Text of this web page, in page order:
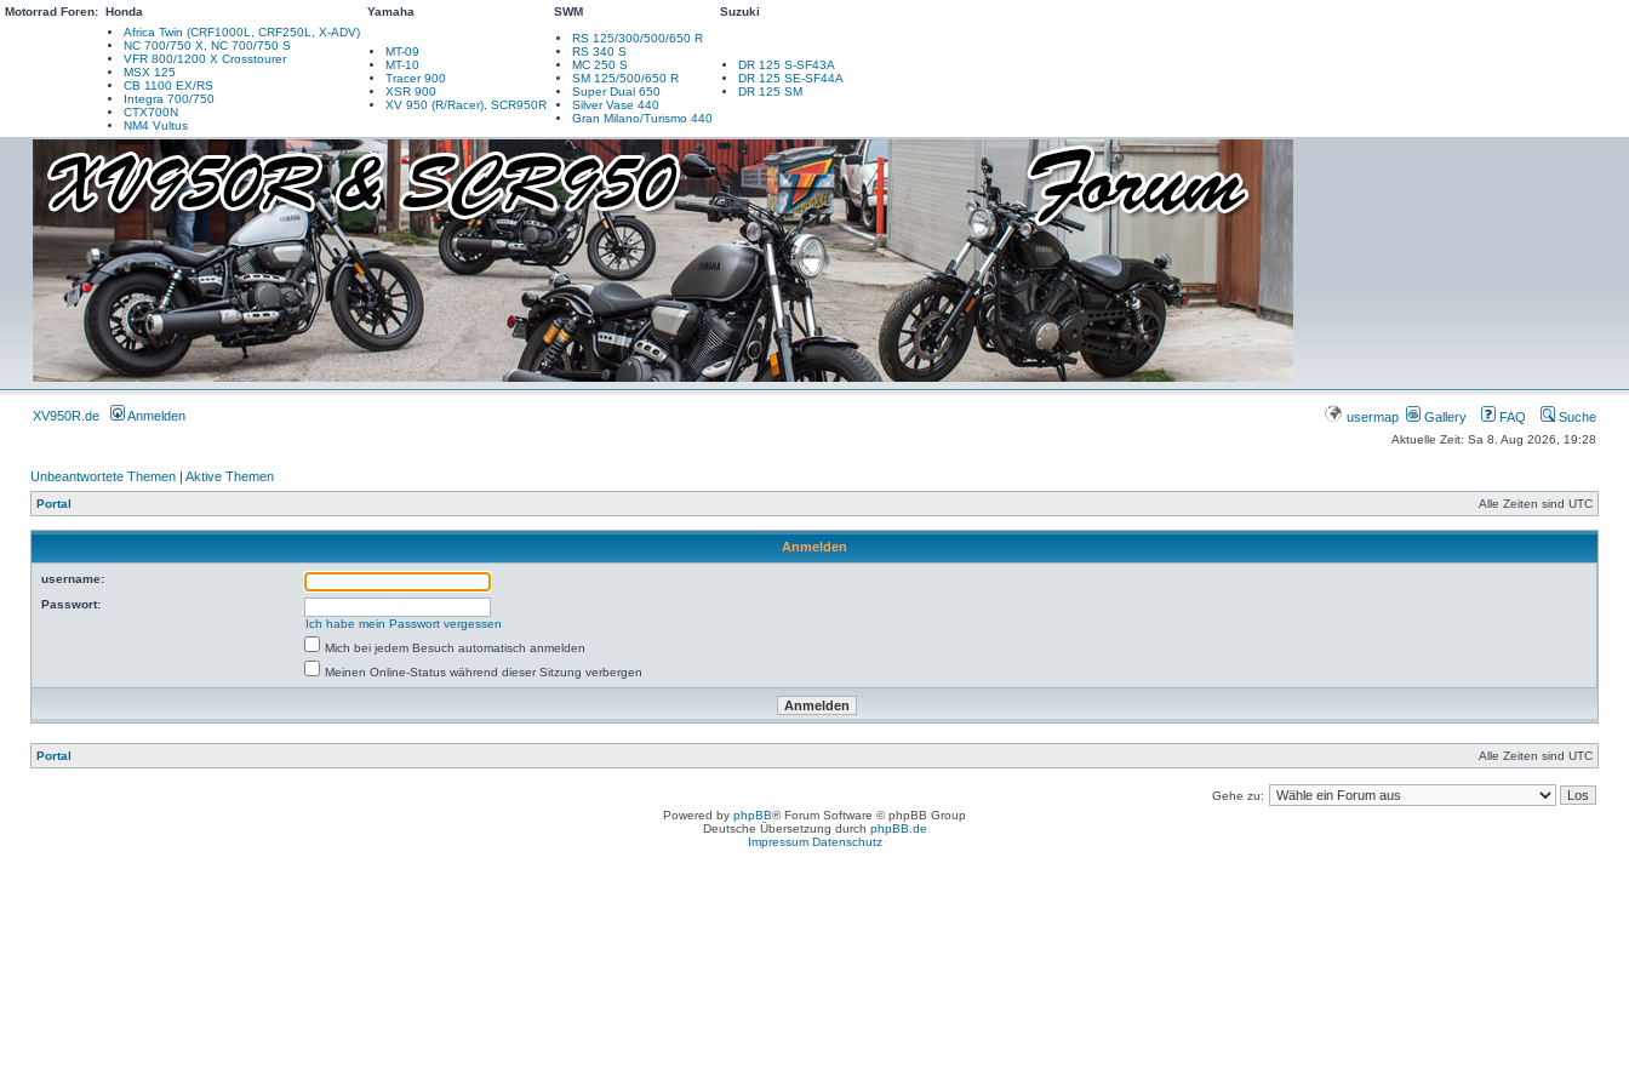
Motorrad Foren: Honda Yamaha SWM
Suzuki
Africa Twin (CRF1000L, CRF250L, X-ADV)
NC 700/750 X, NC 700/750 S
VFR 800/1200 X Crosstourer
MSX 125
CB 1100 EX/RS
Integra 700/750
CTX700N
NM4 Vultus
MT-09
MT-10
Tracer 900
XSR 900
XV 950 (R/Racer), SCR950R
RS 125/300/500/650 R
RS 340 S
MC 250 S
SM 125/500/650 R
Super Dual 650
Silver Vase 440
Gran Milano/Turismo 440
DR 125 S-SF43A
DR 125 SE-SF44A
DR 125 SM
XV950R.de Anmelden usermap Gallery FAQ Suche
Aktuelle Zeit: Sa 8. Aug 2026, 19:28
Unbeantwortete Themen | Aktive Themen
Portal Alle Zeiten sind UTC
Anmelden
username:
Passwort:
Ich habe mein Passwort vergessen
Mich bei jedem Besuch automatisch anmelden
Meinen Online-Status während dieser Sitzung verbergen
Portal Alle Zeiten sind UTC
Gehe zu:
Powered by phpBB® Forum Software © phpBB Group
Deutsche Übersetzung durch phpBB.de
Impressum Datenschutz